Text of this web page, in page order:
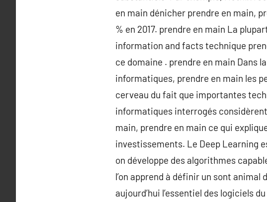
en main dénicher prendre en main,
% en 2017. prendre en main La
information and facts technique
ce domaine . prendre en main Dans
informatiques, prendre en main les
cerveau du fait que importantes
informatiques interrogés
main, prendre en main ce qui
investissements. Le Deep Learning
on développe des algorithmes
l’on apprend à définir un sont animal
aujourd’hui l’essentiel des logiciels